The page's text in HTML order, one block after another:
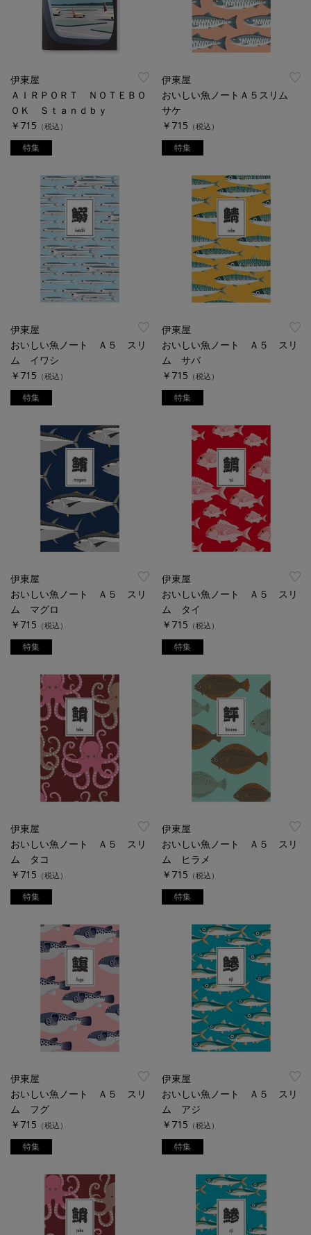
伊東屋
ＡＩＲＰＯＲＴ ＮＯＴＥＢＯ
ＯＫ Ｓｔａｎｄｂｙ
￥715 （税込）
特集
伊東屋
おいしい魚ノートＡ５スリム
サケ
￥715 （税込）
特集
伊東屋
おいしい魚ノート Ａ５ スリ
ム イワシ
￥715 （税込）
特集
伊東屋
おいしい魚ノート Ａ５ スリ
ム サバ
￥715 （税込）
特集
伊東屋
おいしい魚ノート Ａ５ スリ
ム マグロ
￥715 （税込）
特集
伊東屋
おいしい魚ノート Ａ５ スリ
ム タイ
￥715 （税込）
特集
伊東屋
おいしい魚ノート Ａ５ スリ
ム タコ
￥715 （税込）
特集
伊東屋
おいしい魚ノート Ａ５ スリ
ム ヒラメ
￥715 （税込）
特集
伊東屋
おいしい魚ノート Ａ５ スリ
ム フグ
￥715 （税込）
特集
伊東屋
おいしい魚ノート Ａ５ スリ
ム アジ
￥715 （税込）
特集